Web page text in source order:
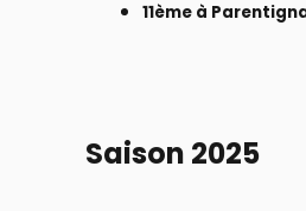
11ème à
Saison 2025